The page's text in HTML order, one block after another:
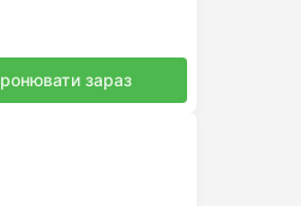
зараз